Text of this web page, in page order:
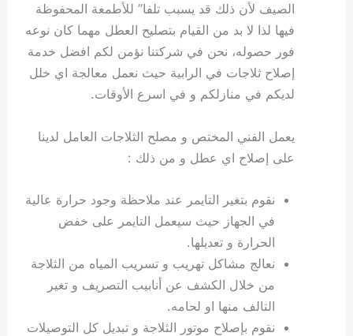
الصيف لأن ذلك قد يسبب تلفا” للأطمعة المحفوظة
فيها لذا لا بد من القيام بتصليح العطل مهما كان نوعه
فور حصوله، نحن في شركتنا نؤمن لكم افضل خدمة
إصلاح ثلاجات في الرابية حيث نعمل معالجة اي خلل
لديكم في منازلكم و في اسرع الأوقات.
يعمل الفني المختص و مصلح الثلاجات العامل لدينا
على إصلاح اي عطل و من ذلك :
نقوم بتغير التايمر عند ملاحظة وجود حرارة عالية
في الجهاز حيث سيعمل التايمر على خفض
الحرارة و تعديلها.
نعالج مشاكل تهريب و تسريب المياه من الثلاجة
من خلال الكشف عن أنابيب التصريف و تغير
التالف منها او لحامه.
نقوم بإصلاح موتور الثلاجة و تبديل كل التوصيلات